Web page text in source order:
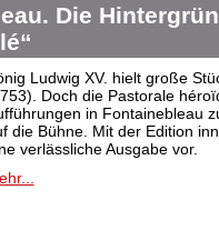
Die
Ludwig XV. hielt große
Doch die Pastorale
in Fontainebleau
die Bühne. Mit der Edition
verlässliche Ausgabe vor.